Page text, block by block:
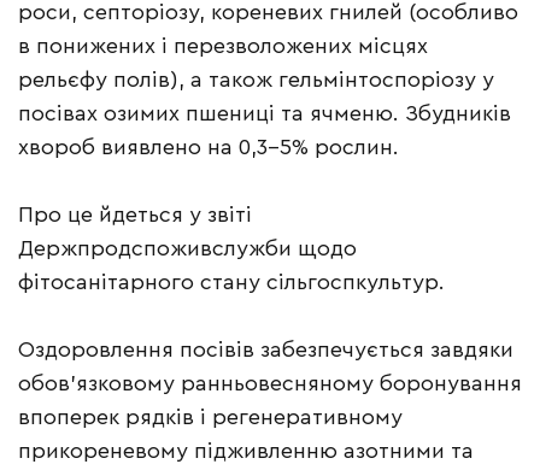
роси, септоріозу, кореневих гнилей (особливо
в понижених і перезволожених місцях
рельєфу полів), а також гельмінтоспоріозу у
посівах озимих пшениці та ячменю. Збудників
хвороб виявлено на 0,3-5% рослин.
Про це йдеться у звіті
Держпродспоживслужби щодо
фітосанітарного стану сільгоспкультур.
Оздоровлення посівів забезпечується завдяки
обов’язковому ранньовесняному боронування
впоперек рядків і регенеративному
прикореневому підживленню азотними та